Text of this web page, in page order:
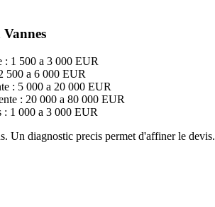
Vannes
: 1 500 a 3 000 EUR
500 a 6 000 EUR
: 5 000 a 20 000 EUR
: 20 000 a 80 000 EUR
: 1 000 a 3 000 EUR
Un diagnostic precis permet d'affiner le devis.